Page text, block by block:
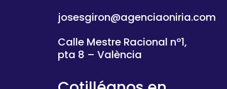
josesgiron@agenciaoniria.com
Calle Mestre Racional nº1,
pta 8 – València